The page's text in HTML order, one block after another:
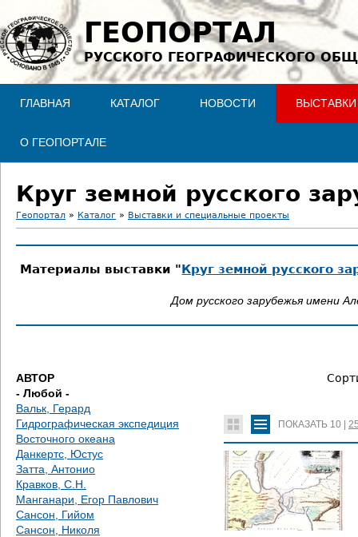
Jump to navigation
ГЕОПОРТАЛ
РУССКОГО ГЕОГРАФИЧЕСКОГО
ГЛАВНАЯ КАТАЛОГ НОВОСТИ ВЫСТАВКИ
О ГЕОПОРТАЛЕ
Круг земной русского
В
ы
с
ь
Геопортал » Каталог » Выставки и специальные проекты
Материалы выставки "Круг земной русского
Дом русского зарубежья имени
АВТОР
- Любой -
Вальк, Герард
Гидрографическая экспедиция
Восточного океана
Данкертс, Юстус
Затта, Антонио
Кравков, С.Н.
Манганари, Егор Павлович
Сансон, Гийом
Сансон, Николя
ПОКАЗАТЬ 10 |